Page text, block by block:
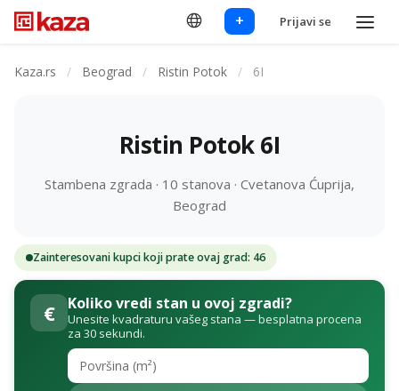
+ Prijavi se
Kaza.rs / Beograd / Ristin Potok / 6I
Ristin Potok 6I
Stambena zgrada · 10 stanova · Cvetanova Ćuprija,
Beograd
Zainteresovani kupci koji prate ovaj grad: 46
€ Koliko vredi stan u ovoj zgradi?
Unesite kvadraturu vašeg stana — besplatna procena
za 30 sekundi.